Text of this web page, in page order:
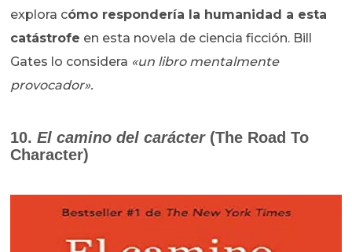
explora cómo respondería la humanidad a esta
catástrofe en esta novela de ciencia ficción. Bill
Gates lo considera «un libro mentalmente
provocador».
10.El camino del carácter(The Road To
Character)